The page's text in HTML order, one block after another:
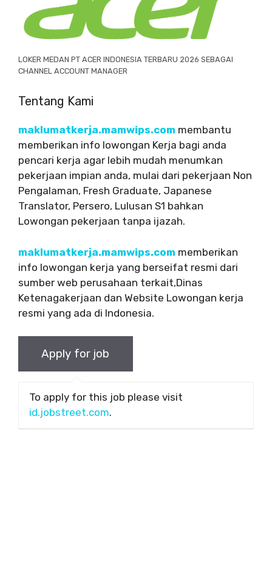
LOKER MEDAN PT ACER INDONESIA TERBARU 2026 SEBAGAI
CHANNEL ACCOUNT MANAGER
Tentang Kami
maklumatkerja.mamwips.com membantu
memberikan info lowongan Kerja bagi anda
pencari kerja agar lebih mudah menumkan
pekerjaan impian anda, mulai dari pekerjaan Non
Pengalaman, Fresh Graduate, Japanese
Translator, Persero, Lulusan S1 bahkan
Lowongan pekerjaan tanpa ijazah.
maklumatkerja.mamwips.com memberikan
info lowongan kerja yang berseifat resmi dari
sumber web perusahaan terkait,Dinas
Ketenagakerjaan dan Website Lowongan kerja
resmi yang ada di Indonesia.
To apply for this job please visit
id.jobstreet.com.